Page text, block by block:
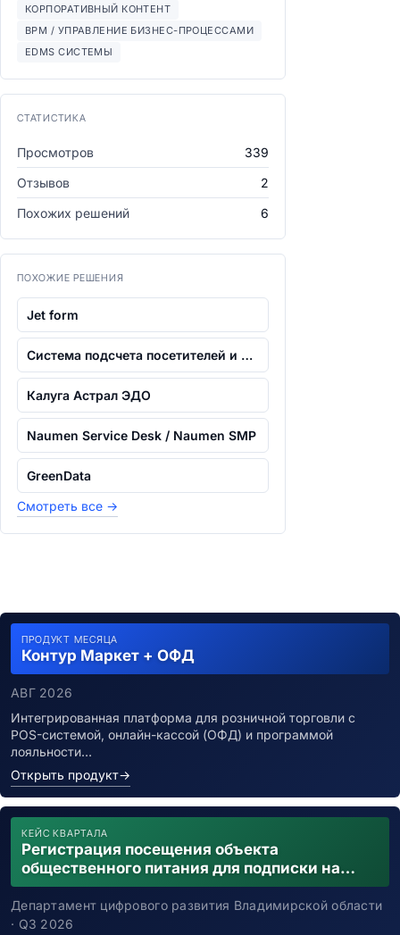
КОРПОРАТИВНЫЙ КОНТЕНТ
BPM / УПРАВЛЕНИЕ БИЗНЕС-ПРОЦЕССАМИ
EDMS СИСТЕМЫ
СТАТИСТИКА
Просмотров
339
Отзывов
2
Похожих решений
6
ПОХОЖИЕ РЕШЕНИЯ
Jet form
Система подсчета посетителей и управле...
Калуга Астрал ЭДО
Naumen Service Desk / Naumen SMP
GreenData
Смотреть все →
ПРОДУКТ МЕСЯЦА
Контур Маркет + ОФД
АВГ 2026
Интегрированная платформа для розничной торговли с
POS-системой, онлайн-кассой (ОФД) и программой
лояльности…
Открыть продукт→
КЕЙС КВАРТАЛА
Регистрация посещения объекта
общественного питания для подписки на
уведомления о возможном контакте с
заболевшим новой коронавирусной
инфекцией
Департамент цифрового развития Владимирской области
· Q3 2026